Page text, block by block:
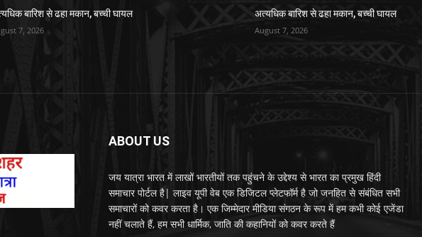
बारिश से ढहा मकान, बच्ची घायल
7, 2026
अत्यधिक बारिश से ढहा मकान, बच्ची घायल
August 7, 2026
ABOUT US
जय यात्रा भारत में लाखों भारतीयों तक पहुंचने के उद्देश्य से भारत का प्रमुख हिंदी
समाचार पोर्टल है| लाइव यूपी वेब एक डिजिटल प्लेटफॉर्म है जो जनहित से संबंधित सभी
समाचारों को कवर करता है। एक जिम्मेदार मीडिया संगठन के रूप में हम कभी कोई एजेंडा
नहीं चलाते हैं, हम सभी धार्मिक, जाति की कहानियों को कवर करते हैं